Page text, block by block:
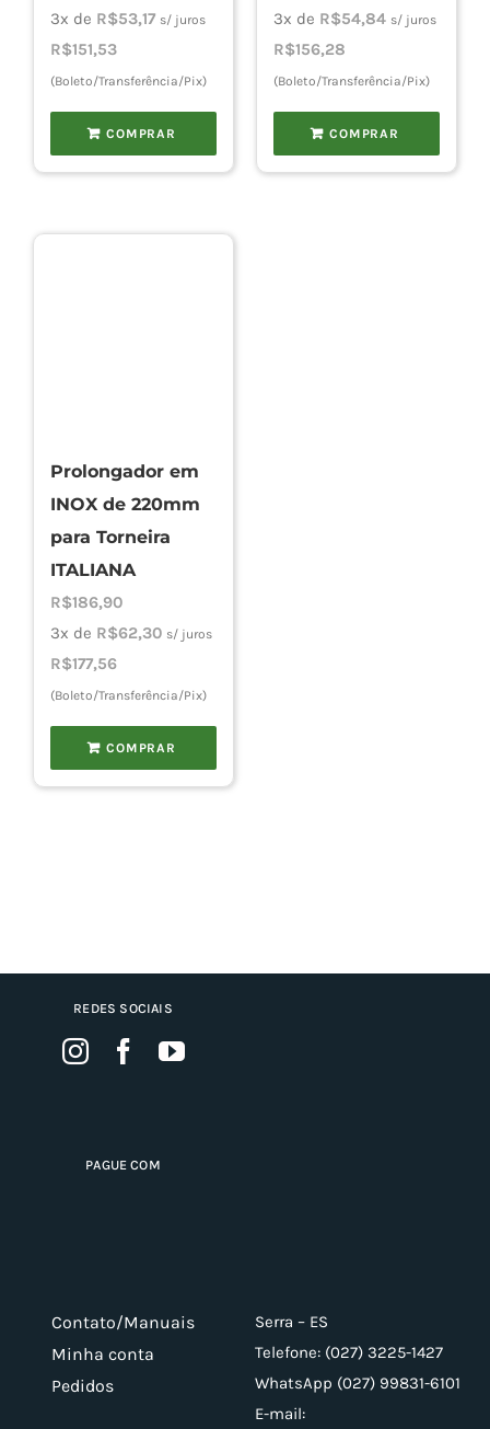
3x de R$53,17 s/ juros
R$151,53
(Boleto/Transferência/Pix)
COMPRAR
3x de R$54,84 s/ juros
R$156,28
(Boleto/Transferência/Pix)
COMPRAR
Prolongador em
INOX de 220mm
para Torneira
ITALIANA
R$186,90
3x de R$62,30 s/ juros
R$177,56
(Boleto/Transferência/Pix)
COMPRAR
REDES SOCIAIS
PAGUE COM
Contato/Manuais
Minha conta
Pedidos
Serra – ES
Telefone: (027) 3225-1427
WhatsApp (027) 99831-6101
E-mail: